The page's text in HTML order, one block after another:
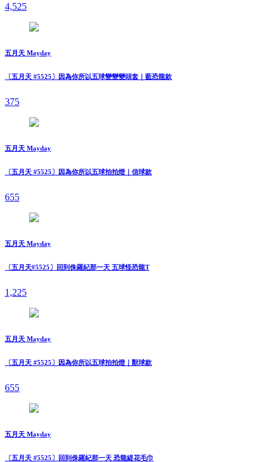
4,525
五月天 Mayday
〔五月天 #5525〕因為你所以五球變變變頭套｜藍恐龍款
375
五月天 Mayday
〔五月天 #5525〕因為你所以五球拍拍燈｜信球款
655
五月天 Mayday
〔五月天#5525〕回到侏羅紀那一天 五球怪恐龍T
1,225
五月天 Mayday
〔五月天 #5525〕因為你所以五球拍拍燈｜獸球款
655
五月天 Mayday
〔五月天 #5525〕回到侏羅紀那一天 恐龍緹花毛巾